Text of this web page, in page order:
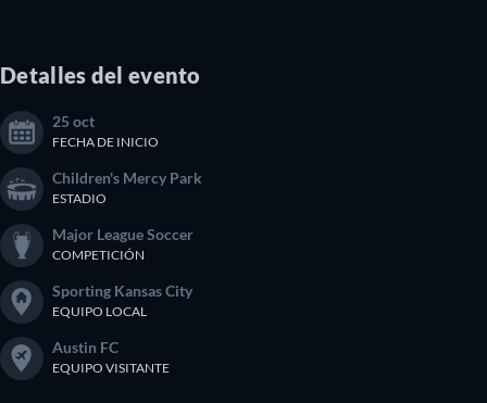
Detalles del evento
25 oct
FECHA DE INICIO
Children's Mercy Park
ESTADIO
Major League Soccer
COMPETICIÓN
Sporting Kansas City
EQUIPO LOCAL
Austin FC
EQUIPO VISITANTE